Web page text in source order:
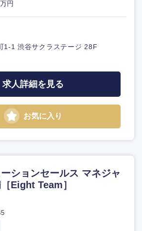
円
1-1 渋谷サクラステージ 28F
求人詳細を見る
お気に入り
ションセールス マネジャ
Eight Team］